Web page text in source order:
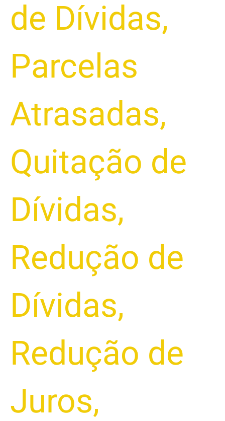
de Dívidas,
Parcelas
Atrasadas,
Quitação de
Dívidas,
Redução de
Dívidas,
Redução de
Juros,